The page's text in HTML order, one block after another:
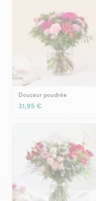
Douceur poudrée
31,95 €